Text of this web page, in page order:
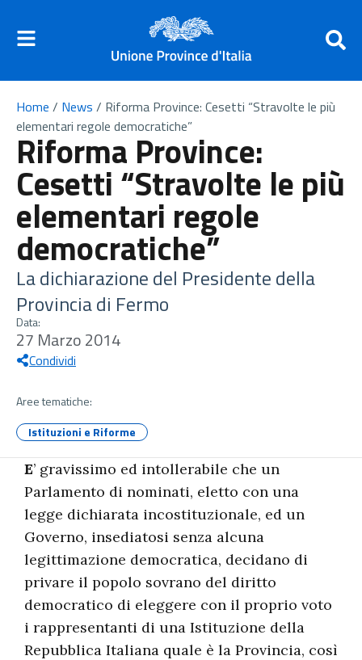
Home / News / Riforma Province: Cesetti “Stravolte le più
elementari regole democratiche”
Riforma Province:
Cesetti “Stravolte le più
elementari regole
democratiche”
La dichiarazione del Presidente della
Provincia di Fermo
Data:
27 Marzo 2014
Condividi
Aree tematiche:
Istituzioni e Riforme
E’ gravissimo ed intollerabile che un
Parlamento di nominati, eletto con una
legge dichiarata incostituzionale, ed un
Governo, insediatosi senza alcuna
legittimazione democratica, decidano di
privare il popolo sovrano del diritto
democratico di eleggere con il proprio voto
i rappresentanti di una Istituzione della
Repubblica Italiana quale è la Provincia, così